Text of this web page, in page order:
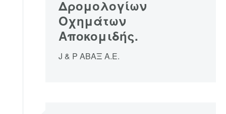
Δρομολογίων
Οχημάτων
Αποκομιδής.
J & P ΑΒΑΞ Α.Ε.